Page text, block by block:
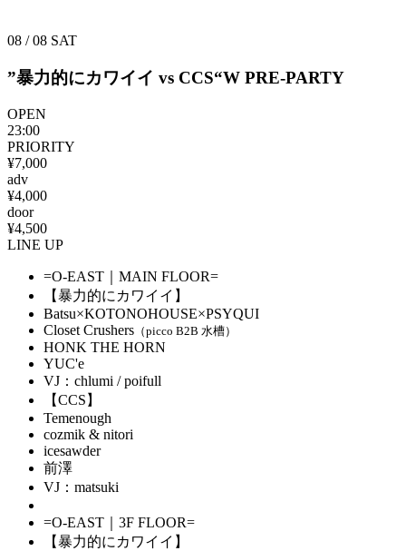
08 / 08 SAT
”暴力的にカワイイ vs CCS“W PRE-PARTY
OPEN
23:00
PRIORITY
¥7,000
adv
¥4,000
door
¥4,500
LINE UP
=O-EAST｜MAIN FLOOR=
【暴力的にカワイイ】
Batsu×KOTONOHOUSE×PSYQUI
Closet Crushers （picco B2B 水槽）
HONK THE HORN
YUC'e
VJ：chlumi / poifull
【CCS】
Temenough
cozmik & nitori
icesawder
前澤
VJ：matsuki
=O-EAST｜3F FLOOR=
【暴力的にカワイイ】